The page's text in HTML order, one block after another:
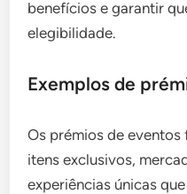
benefícios e garantir
elegibilidade.
Exemplos de
Os prémios de
itens exclusivos,
experiências únicas